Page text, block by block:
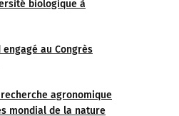
biologique à
au Congrès
agronomique
mondial de la nature